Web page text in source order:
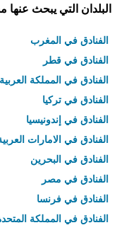
البلدان التي يبحث عنها
الفنادق في المغرب
الفنادق في قطر
الفنادق في المملكة
الفنادق في تركيا
الفنادق في إندونيسيا
الفنادق في الامارات
الفنادق في البحرين
الفنادق في مصر
الفنادق في فرنسا
الفنادق في المملكة